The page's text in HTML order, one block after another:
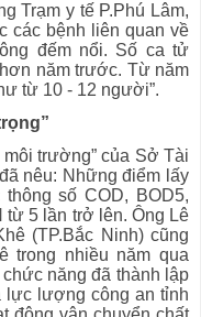
Trạm y tế P.Phú Lâm,
các bệnh liên quan về
đếm nổi. Số ca tử
năm trước. Từ năm
từ 10 - 12 người”.
trường” của Sở Tài
nêu: Những điểm lấy
số COD, BOD5,
từ 5 lần trở lên. Ông Lê
(TP.Bắc Ninh) cũng
trong nhiều năm qua
năng đã thành lập
lực lượng công an tỉnh